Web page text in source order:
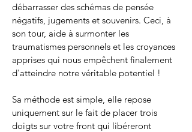
débarrasser des schémas de pensée
négatifs, jugements et souvenirs. Ceci, à
son tour, aide à surmonter les
traumatismes personnels et les croyances
apprises qui nous empêchent finalement
d'atteindre notre véritable potentiel !
Sa méthode est simple, elle repose
uniquement sur le fait de placer trois
doigts sur votre front qui libéreront